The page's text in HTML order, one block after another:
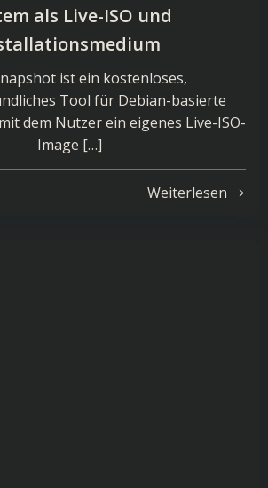
als Live-ISO und
ist ein kostenloses,
Tool für Debian-basierte
dem Nutzer ein eigenes Live-ISO-
Image […]
Weiterlesen